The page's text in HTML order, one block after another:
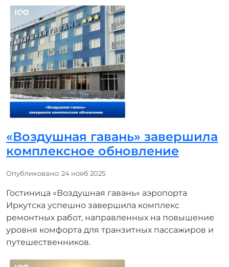
«Воздушная гавань» завершила
комплексное обновление
Информация о материале
Опубликовано: 24 нояб 2025
Гостиница «Воздушная гавань» аэропорта
Иркутска успешно завершила комплекс
ремонтных работ, направленных на повышение
уровня комфорта для транзитных пассажиров и
путешественников.